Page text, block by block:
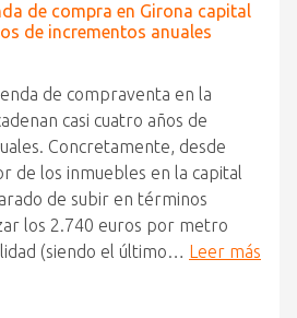
de compra en Girona capital
de incrementos anuales
de compraventa en la
casi cuatro años de
Concretamente, desde
de los inmuebles en la capital
de subir en términos
los 2.740 euros por metro
(siendo el último…
Leer más